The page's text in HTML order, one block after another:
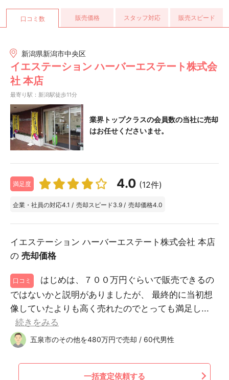
口コミ数 販売価格 スタッフ対応 販売スピード
新潟県新潟市中央区
イエステーション ハーバーエステート株式会
社 本店
最寄り駅：新潟駅徒歩11分
業界トップクラスの会員数の当社に売却
はお任せくださいませ。
満足度 4.0 (12件)
企業・社員の対応4.1 / 売却スピード3.9 / 売却価格4.0
イエステーション ハーバーエステート株式会社 本店
の 売却価格
口コミ
はじめは、７００万円ぐらいで販売できるの
ではないかと説明がありましたが、 最終的に当初想
像していたよりも高く売れたのでとっても満足し...
続きをみる
五泉市のその他を480万円で売却 / 60代男性
一括査定依頼する